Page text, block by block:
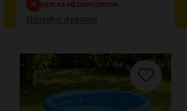
NUK KA NË DISPOZICION